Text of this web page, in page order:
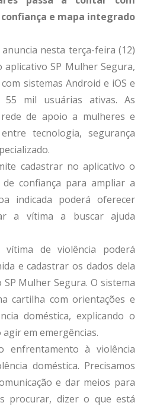
e mapa integrado
nesta terça-feira (12)
SP Mulher Segura,
sistemas Android e iOS e
mil usuárias ativas. As
de apoio a mulheres e
tecnologia, segurança
cadastrar no aplicativo o
confiança para ampliar a
indicada poderá oferecer
a vítima a buscar ajuda
de violência poderá
e cadastrar os dados dela
Mulher Segura. O sistema
cartilha com orientações e
doméstica, explicando o
em emergências.
enfrentamento à violência
doméstica. Precisamos
e dar meios para
procurar, dizer o que está